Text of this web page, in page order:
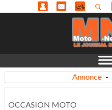
Annonce -
OCCASION MOTO